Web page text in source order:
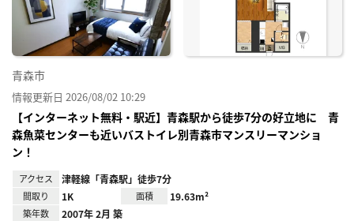
青森市
情報更新日 2026/08/02 10:29
【インターネット無料・駅近】青森駅から徒歩7分の好立地に 青
森魚菜センターも近いバストイレ別青森市マンスリーマンショ
ン！
アクセス 津軽線「青森駅」徒歩7分
間取り 1K 面積 19.63m²
築年数 2007年 2月 築